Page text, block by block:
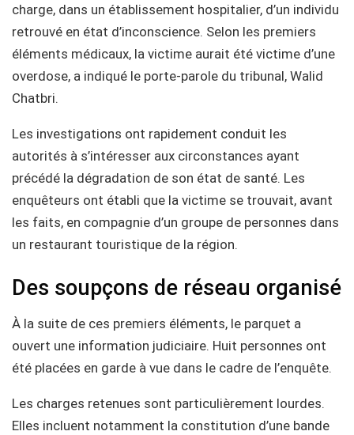
charge, dans un établissement hospitalier, d’un individu
retrouvé en état d’inconscience. Selon les premiers
éléments médicaux, la victime aurait été victime d’une
overdose, a indiqué le porte-parole du tribunal, Walid
Chatbri.
Les investigations ont rapidement conduit les
autorités à s’intéresser aux circonstances ayant
précédé la dégradation de son état de santé. Les
enquêteurs ont établi que la victime se trouvait, avant
les faits, en compagnie d’un groupe de personnes dans
un restaurant touristique de la région.
Des soupçons de réseau organisé
À la suite de ces premiers éléments, le parquet a
ouvert une information judiciaire. Huit personnes ont
été placées en garde à vue dans le cadre de l’enquête.
Les charges retenues sont particulièrement lourdes.
Elles incluent notamment la constitution d’une bande